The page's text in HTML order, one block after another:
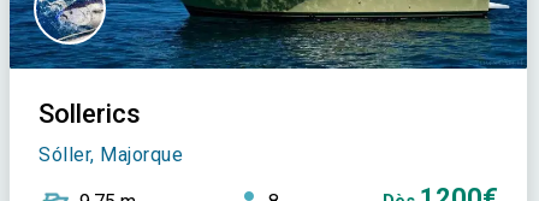
Sollerics
Sóller, Majorque